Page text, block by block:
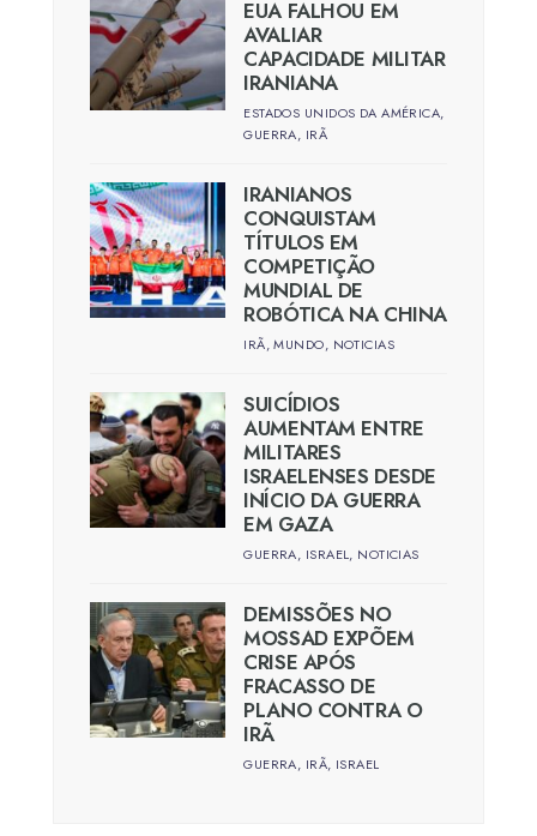
EUA FALHOU EM
AVALIAR
CAPACIDADE MILITAR
IRANIANA
ESTADOS UNIDOS DA AMÉRICA,
GUERRA, IRÃ
IRANIANOS
CONQUISTAM
TÍTULOS EM
COMPETIÇÃO
MUNDIAL DE
ROBÓTICA NA CHINA
IRÃ,MUNDO, NOTICIAS
SUICÍDIOS
AUMENTAM ENTRE
MILITARES
ISRAELENSES DESDE
INÍCIO DA GUERRA
EM GAZA
GUERRA, ISRAEL, NOTICIAS
DEMISSÕES NO
MOSSAD EXPÕEM
CRISE APÓS
FRACASSO DE
PLANO CONTRA O
IRÃ
GUERRA, IRÃ, ISRAEL